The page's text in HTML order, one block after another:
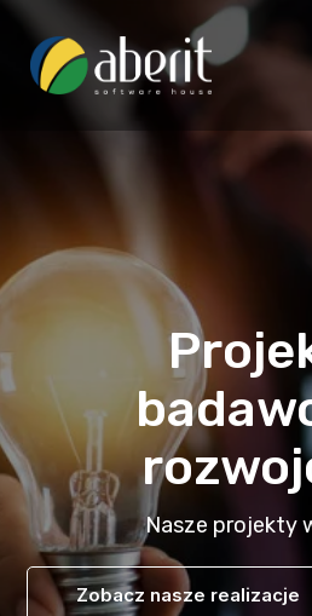
Nasze projekty
Zobacz nasze realizacje